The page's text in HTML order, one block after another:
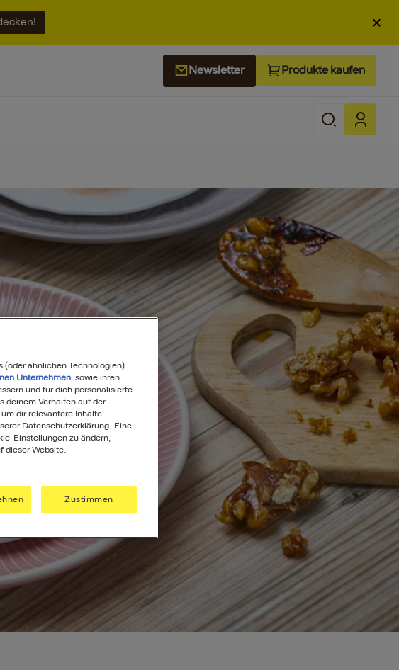
×
Newsletter Produkte kaufen
(oder ähnlichen Technologien)
Unternehmen sowie ihren
und für dich personalisierte
deinem Verhalten auf der
dir relevantere Inhalte
Datenschutzerklärung. Eine
Einstellungen zu ändern,
dieser Website.
Zustimmen